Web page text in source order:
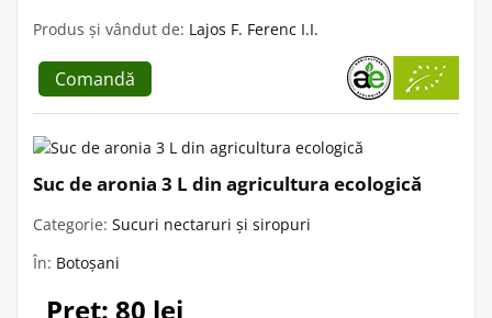
Produs și vândut de: Lajos F. Ferenc I.I.
Comandă
Suc de aronia 3 L din agricultura ecologică
Categorie: Sucuri nectaruri și siropuri
În: Botoșani
Preț: 80 lei